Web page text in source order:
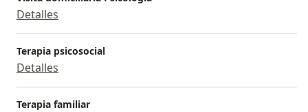
Detalles
Terapia psicosocial
Detalles
Terapia familiar